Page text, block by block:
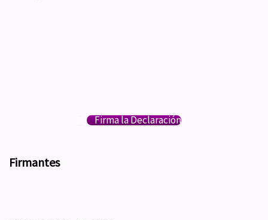
Firma la Declaración
Firmantes